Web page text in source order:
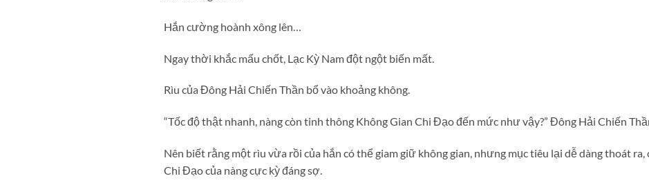
Hắn cường hoành xông lên…
Ngay thời khắc mấu chốt, Lạc Kỳ Nam đột ngột biến mất.
Rìu của Đông Hải Chiến Thần bổ vào khoảng không.
“Tốc độ thật nhanh, nàng còn tinh thông Không Gian Chi Đạo đến mức như vậy?” Đông Hải Chiến
Nên biết rằng một rìu vừa rồi của hắn có thể giam giữ không gian, nhưng mục tiêu lại dễ dàng thoát
Chi Đạo của nàng cực kỳ đáng sợ.